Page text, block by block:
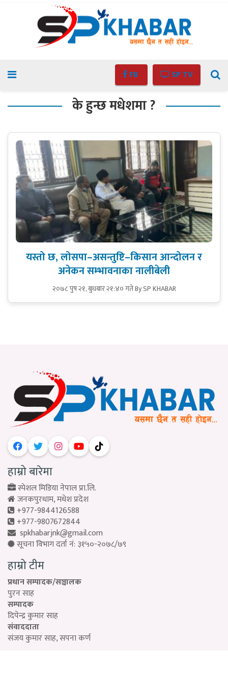
FB SP TV
के हुन्छ मधेशमा ?
यस्तो छ, लोसपा–असन्तुष्टि–किसान आन्दोलन र
अनेकन सम्भावनाका नालीबेली
२०७८ पुष २१, बुधबार २१:४० गतेBy SP KHABAR
हाम्रो बारेमा
स्पेशल मिडिया नेपाल प्रा.लि.
जनकपुरधाम, मधेश प्रदेश
+977-9844126588
+977-9807672844
spkhabarjnk@gmail.com
सूचना विभाग दर्ता नं: ३१५०-२०७८/७९
हाम्रो टीम
प्रधान सम्पादक/सञ्चालक
पुरन साह
सम्पादक
दिपेन्द्र कुमार साह
संवाददाता
संजय कुमार साह, सपना कर्ण